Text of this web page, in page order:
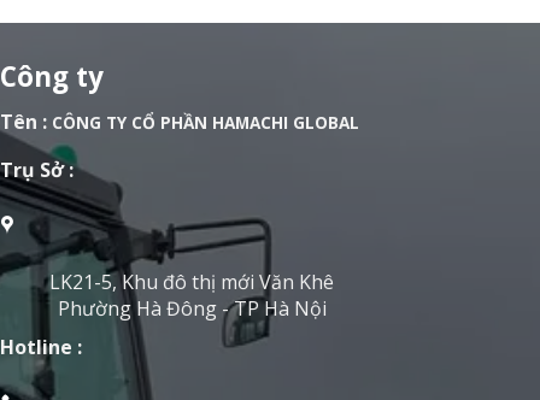
Công ty
Tên : CÔNG TY CỔ PHẦN HAMACHI GLOBAL
Trụ Sở :
LK21-5, Khu đô thị mới Văn Khê
Phường Hà Đông - TP Hà Nội
Hotline :